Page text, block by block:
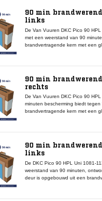
brandwerendheid en uniforme
zorginstellingen.
90 min brandwerend
links
De Van Vuuren DKC Pico 90
met een weerstand van 90
brandvertragende kern met een
dat volledig compatibel is met
voor utiliteitsgebouwen, scholen
90 min brandwerend
rechts
De Van Vuuren DKC Pico 90
minuten bescherming biedt
brandvertragende kern met een
gecertificeerd onderdeel dat
een hoogwaardige uitstraling
90 min brandwerend
links
De DKC Pico 90 HPL Uni 1081-
weerstand van 90 minuten,
deur is opgebouwd uit een
90-systeem vormt deze deur een